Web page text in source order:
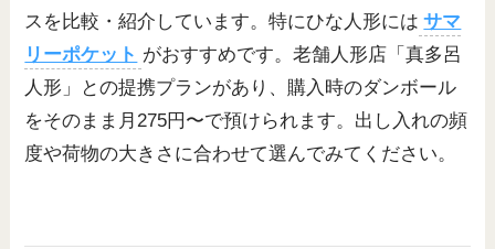
スを比較・紹介しています。特にひな人形には サマ
リーポケット がおすすめです。老舗人形店「真多呂
人形」との提携プランがあり、購入時のダンボール
をそのまま月275円〜で預けられます。出し入れの頻
度や荷物の大きさに合わせて選んでみてください。